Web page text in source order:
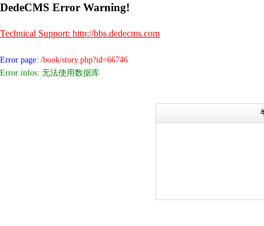
DedeCMS Error Warning!
Technical Support: http://bbs.dedecms.com
Error page: /book/story.php?id=66746
Error infos: 无法使用数据库